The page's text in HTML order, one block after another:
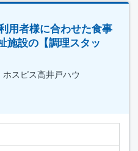
用者様に合わせた食事
施設の【調理スタッ
スピス高井戸ハウ